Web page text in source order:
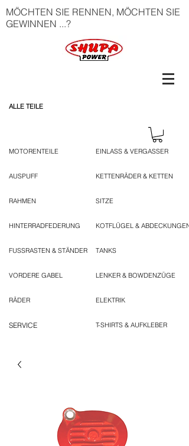
MÖCHTEN SIE RENNEN, MÖCHTEN SIE
GEWINNEN ...?
ALLE TEILE
MOTORENTEILE
AUSPUFF
RAHMEN
HINTERRADFEDERUNG
FUSSRASTEN & STÄNDER
VORDERE GABEL
RÄDER
SERVICE
EINLASS & VERGASSER
KETTENRÄDER & KETTEN
SITZE
KOTFLÜGEL & ABDECKUNGEN
TANKS
LENKER & BOWDENZÜGE
ELEKTRIK
T-SHIRTS & AUFKLEBER